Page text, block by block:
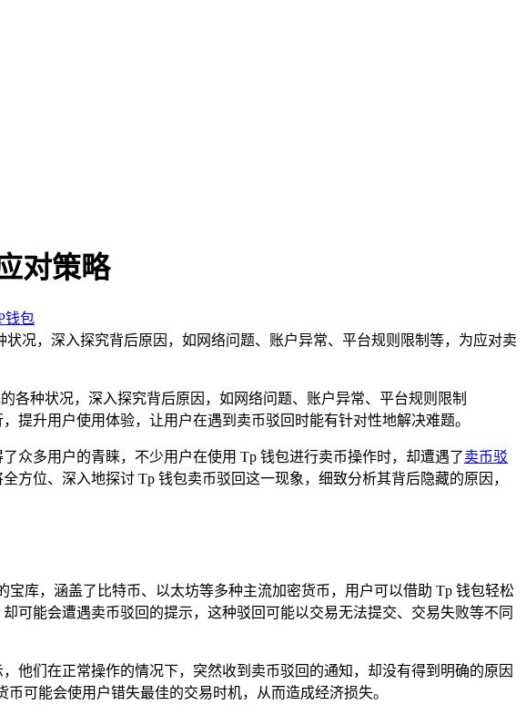
对策略
钱包
况，深入探究背后原因，如网络问题、账户异常、平台规则限制等，为应对卖
各种状况，深入探究背后原因，如网络问题、账户异常、平台规则限制
提升用户使用体验，让用户在遇到卖币驳回时能有针对性地解决难题。
众多用户的青睐，不少用户在使用 Tp 钱包进行卖币操作时，却遭遇了卖币驳
位、深入地探讨 Tp 钱包卖币驳回这一现象，细致分析其背后隐藏的原因，
库，涵盖了比特币、以太坊等多种主流加密货币，用户可以借助 Tp 钱包轻松
可能会遭遇卖币驳回的提示，这种驳回可能以交易无法提交、交易失败等不同
他们在正常操作的情况下，突然收到卖币驳回的通知，却没有得到明确的原因
可能会使用户错失最佳的交易时机，从而造成经济损失。